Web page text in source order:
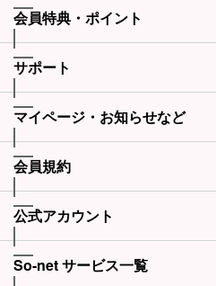
会員特典・ポイント
サポート
マイページ・お知らせなど
会員規約
公式アカウント
So-net サービス一覧